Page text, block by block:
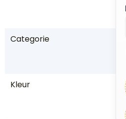
Categorie
Kleur